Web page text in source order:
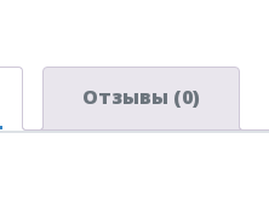
Отзывы (0)